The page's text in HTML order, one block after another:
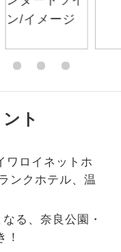
ト
ワロイネットホ
ンクホテル、温
る、奈良公園・
！
いていますので、お食
とお召し上がりいた
、ガイドさんの説明
とができます。
な個人型プランで